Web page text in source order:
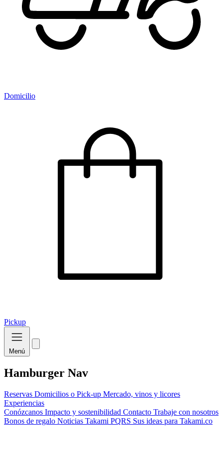
Domicilio
Pickup
Menú
Hamburger Nav
Reservas Domicilios o Pick-up Mercado, vinos y licores
Experiencias
Conózcanos Impacto y sostenibilidad Contacto Trabaje con nosotros
Bonos de regalo Noticias Takami PQRS Sus ideas para Takami.co